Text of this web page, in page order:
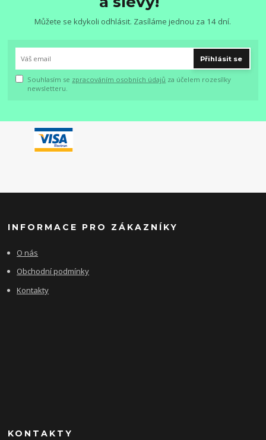
Můžete se kdykoli odhlásit. Zasíláme jednou za 14 dní.
Přihlásit se
Souhlasím se zpracováním osobních údajů za účelem rozesílky
newsletteru.
INFORMACE PRO ZÁKAZNÍKY
O nás
Obchodní podmínky
Kontakty
KONTAKTY